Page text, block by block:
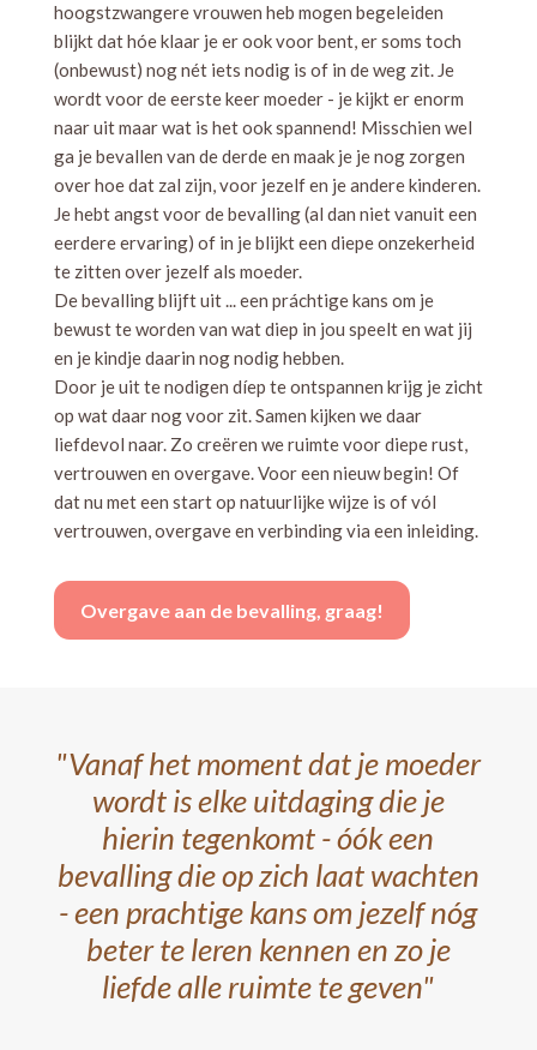
hoogstzwangere vrouwen heb mogen begeleiden
blijkt dat hóe klaar je er ook voor bent, er soms toch
(onbewust) nog nét iets nodig is of in de weg zit. Je
wordt voor de eerste keer moeder - je kijkt er enorm
naar uit maar wat is het ook spannend! Misschien wel
ga je bevallen van de derde en maak je je nog zorgen
over hoe dat zal zijn, voor jezelf en je andere kinderen.
Je hebt angst voor de bevalling (al dan niet vanuit een
eerdere ervaring) of in je blijkt een diepe onzekerheid
te zitten over jezelf als moeder.
De bevalling blijft uit ... een práchtige kans om je
bewust te worden van wat diep in jou speelt en wat jij
en je kindje daarin nog nodig hebben.
Door je uit te nodigen díep te ontspannen krijg je zicht
op wat daar nog voor zit. Samen kijken we daar
liefdevol naar. Zo creëren we ruimte voor diepe rust,
vertrouwen en overgave. Voor een nieuw begin! Of
dat nu met een start op natuurlijke wijze is of vól
vertrouwen, overgave en verbinding via een inleiding.
Overgave aan de bevalling, graag!
"Vanaf het moment dat je moeder
wordt is elke uitdaging die je
hierin tegenkomt- óók een
bevalling die op zich laat wachten
-een prachtige kans om jezelf nóg
beter te leren kennen en zo je
liefde alle ruimte te geven"